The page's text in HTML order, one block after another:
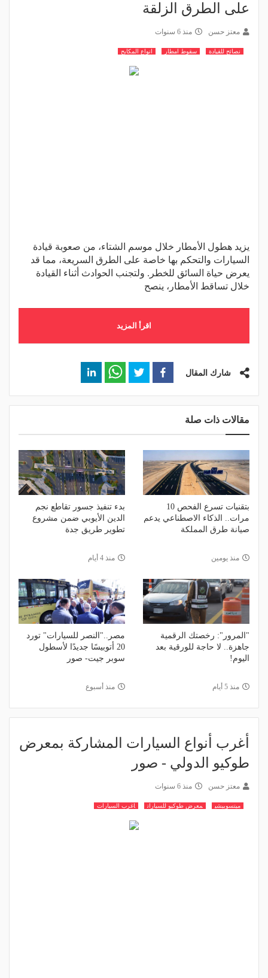
على الطرق الزلقة
معتز حسن منذ 6 سنوات
نصائح للقيادة سقوط امطار انواع المكابح
يزيد هطول الأمطار خلال موسم الشتاء، من صعوبة قيادة
السيارات والتحكم بها خاصة على الطرق السريعة، مما قد
يعرض حياة السائق للخطر. ولتجنب الحوادث أثناء القيادة
خلال تساقط الأمطار، ينصح
اقرأ المزيد
شارك المقال
مقالات ذات صلة
بتقنيات تسرع الفحص 10
مرات.. الذكاء الاصطناعي يدعم
صيانة طرق المملكة
منذ يومين
بدء تنفيذ جسور تقاطع نجم
الدين الأيوبي ضمن مشروع
تطوير طريق جدة
منذ 4 أيام
"المرور": رخصتك الرقمية
جاهزة.. لا حاجة للورقية بعد
اليوم!
منذ 5 أيام
مصر.."النصر للسيارات" تورد
20 أتوبيسًا جديدًا لأسطول
سوبر جيت- صور
منذ أسبوع
أغرب أنواع السيارات المشاركة بمعرض
طوكيو الدولي - صور
معتز حسن منذ 6 سنوات
ميتسوبيشي معرض طوكيو للسيارات اغرب السيارات